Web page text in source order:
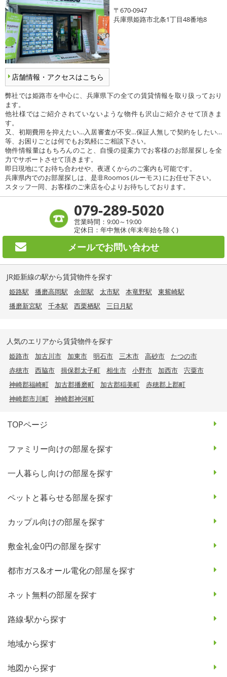
店舗情報・アクセスはこちら
〒670-0947
兵庫県姫路市北条1丁目48番地8
弊社では姫路市を中心に、兵庫県下の全ての賃貸情報を取り扱っており
ます。
他社様ではご紹介されていないような物件も沢山ご紹介させて頂きま
す。
又、初期費用を抑えたい…入居審査が不安…保証人無しで契約をしたい…
等、お困りごとは何でもお気軽にご相談下さい。
物件情報量はもちろんのこと、自慢の提案力でお客様のお部屋探しを全
力でサポートさせて頂きます。
即日現地にてお待ち合わせや、夜遅くからのご案内も可能です。
兵庫県内でのお部屋探しは、是非Roomos (ルーモス) にお任せ下さい。
スタッフ一同、お客様のご来店を心よりお待ちしております。
079-289-5020
営業時間：9:00～19:00
定休日：年中無休 (年末年始を除く)
メールでお問い合わせ
JR姫新線の駅から賃貸物件を探す
姫路駅 播磨高岡駅 余部駅 太市駅 本竜野駅
東觜崎駅
播磨新宮駅
千本駅 西栗栖駅 三日月駅
人気のエリアから賃貸物件を探す
姫路市 加古川市 加東市 明石市 三木市 高砂市
たつの市
赤穂市
西脇市 揖保郡太子町 相生市 小野市 加西市
宍粟市
神崎郡福崎町
加古郡播磨町 加古郡稲美町
赤穂郡上郡町
神崎郡市川町
神崎郡神河町
TOPページ
ファミリー向けの部屋を探す
一人暮らし向けの部屋を探す
ペットと暮らせる部屋を探す
カップル向けの部屋を探す
敷金礼金0円の部屋を探す
都市ガス&オール電化の部屋を探す
ネット無料の部屋を探す
路線·駅から探す
地域から探す
地図から探す